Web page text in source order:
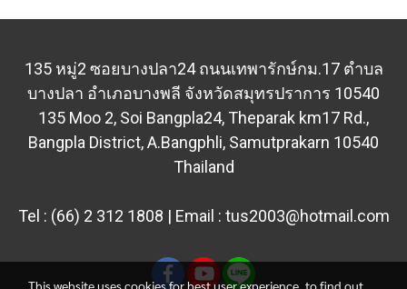
135 หมู่2 ซอยบางปลา24 ถนนเทพารักษ์กม.17 ตำบล
บางปลา อำเภอบางพลี จังหวัดสมุทรปราการ 10540
135 Moo 2, Soi Bangpla24, Theparak km17 Rd.,
Bangpla District, A.Bangphli, Samutprakarn 10540
Thailand
Tel : (66) 2 312 1808 | Email : tus2003@hotmail.com
This website uses cookies for best user experience, to find out